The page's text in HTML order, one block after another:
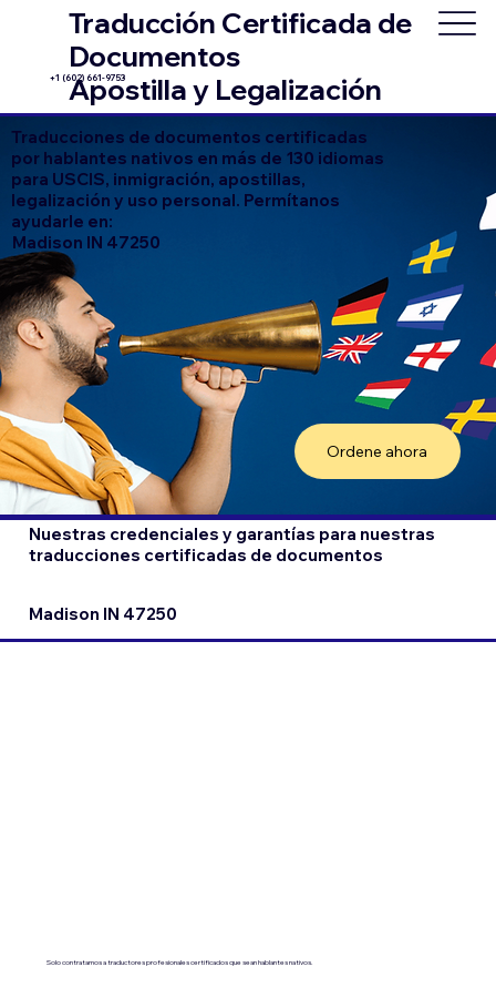
Traducción Certificada de
Documentos
Apostilla y Legalización
+1 (602) 661-9753
Traducciones de documentos certificadas
por hablantes nativos en más de 130 idiomas
para USCIS, inmigración, apostillas,
legalización y uso personal. Permítanos
ayudarle en:
Madison IN 47250
Ordene ahora
Nuestras credenciales y garantías para nuestras
traducciones certificadas de documentos
Madison IN 47250
Solo contratamos a traductores profesionales certificados que sean hablantes nativos.